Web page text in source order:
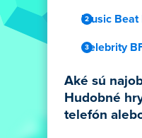
Music Beat
Celebrity
Aké sú
Hudobné
telefón